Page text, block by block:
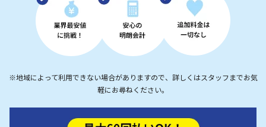
※地域によって利用できない場合がありますので、詳しくはスタッフまでお気
軽にお尋ねください。